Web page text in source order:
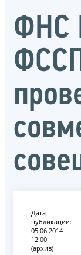
ФНС
Дата
публикации:
05.06.2014
12:00
(архив)